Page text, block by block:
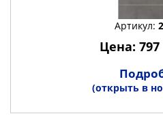
Артикул:
Цена:
(открыть в